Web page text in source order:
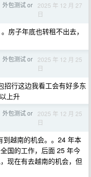
外包测试 or
2025 年 12 月 27
日
房子年底也转租不出去，
外包测试 or
2025 年 12 月 25
日
招行这边我看工会有好多东
上升
外包测试 or
2025 年 12 月 25
日
到越南的机会。。24 年本
国的工作，后面 25 年今
现在有去越南的机会，但